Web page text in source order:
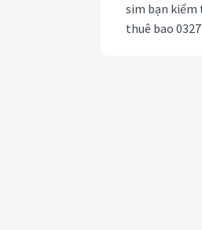
sim bạn kiểm
thuê bao